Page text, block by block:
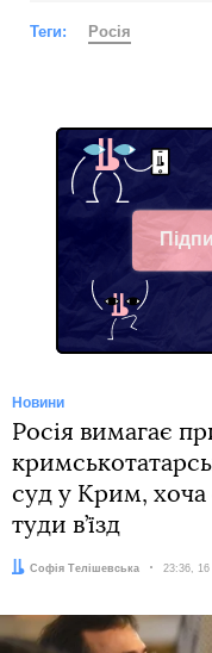
Теги: Росія
Новини
Росія вимагає
суд у Крим,
туди в’їзд
Автор:
Софія Телішевська Дата:
23:36, 16